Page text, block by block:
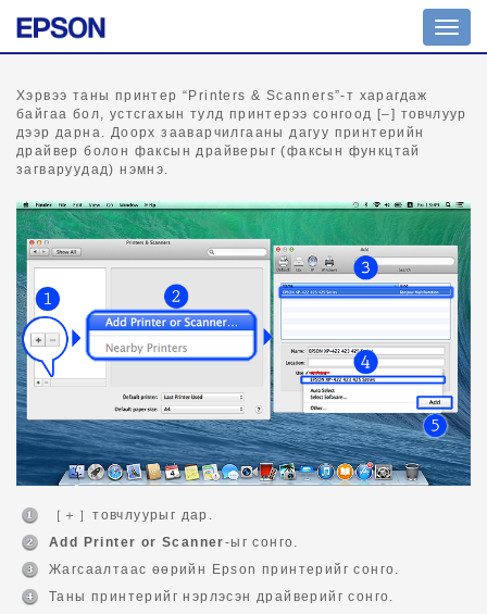
Хэрвээ таны принтер “Printers & Scanners”-т харагдаж
байгаа бол, устсгахын тулд принтерээ сонгоод [–] товчлуур
дээр дарна. Доорх зааварчилгааны дагуу принтерийн
драйвер болон факсын драйверыг (факсын функцтай
загваруудад) нэмнэ.
［＋］товчлуурыг дар.
Add Printer or Scanner-ыг сонго.
Жагсаалтаас өөрийн Epson принтерийг сонго.
Таны принтерийг нэрлэсэн драйверийг сонго.